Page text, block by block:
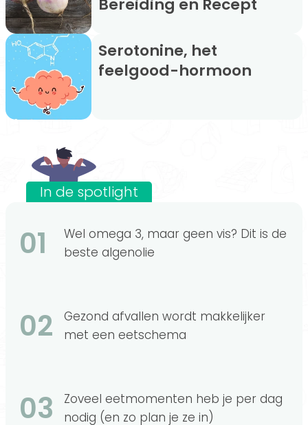
Bereiding en Recept
Serotonine, het
feelgood-hormoon
In de spotlight
01
Wel omega 3, maar geen vis? Dit is de
beste algenolie
02
Gezond afvallen wordt makkelijker
met een eetschema
03
Zoveel eetmomenten heb je per dag
nodig (en zo plan je ze in)